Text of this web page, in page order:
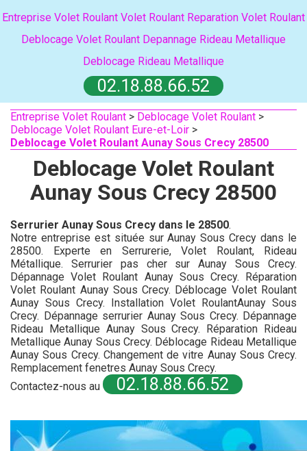
Entreprise Volet Roulant Volet Roulant Reparation Volet Roulant
Deblocage Volet Roulant Depannage Rideau Metallique
Deblocage Rideau Metallique
02.18.88.66.52
Entreprise Volet Roulant > Deblocage Volet Roulant >
Deblocage Volet Roulant Eure-et-Loir >
Deblocage Volet Roulant Aunay Sous Crecy 28500
Deblocage Volet Roulant
Aunay Sous Crecy 28500
Serrurier Aunay Sous Crecy dans le 28500.
Notre entreprise est située sur Aunay Sous Crecy dans le
28500. Experte en Serrurerie, Volet Roulant, Rideau
Métallique. Serrurier pas cher sur Aunay Sous Crecy.
Dépannage Volet Roulant Aunay Sous Crecy. Réparation
Volet Roulant Aunay Sous Crecy. Déblocage Volet Roulant
Aunay Sous Crecy. Installation Volet RoulantAunay Sous
Crecy. Dépannage serrurier Aunay Sous Crecy. Dépannage
Rideau Metallique Aunay Sous Crecy. Réparation Rideau
Metallique Aunay Sous Crecy. Déblocage Rideau Metallique
Aunay Sous Crecy. Changement de vitre Aunay Sous Crecy.
Remplacement fenetres Aunay Sous Crecy.
Contactez-nous au
02.18.88.66.52